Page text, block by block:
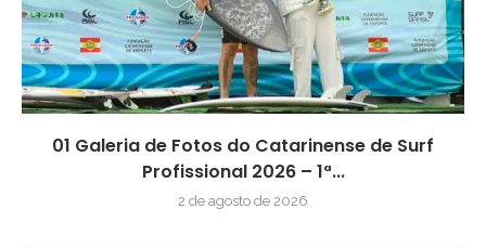
01 Galeria de Fotos do Catarinense de Surf
Profissional 2026 – 1ª...
2 de agosto de 2026